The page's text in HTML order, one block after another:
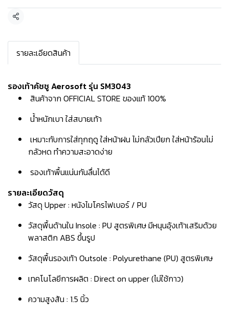
แชร์
รายละเอียดสินค้า
รองเท้าคัชชู Aerosoft รุ่น SM3043
สินค้าจาก OFFICIAL STORE ของแท้ 100%
น้ำหนักเบา ใส่สบายเท้า
เหมาะกับการใส่ทุกฤดู ใส่หน้าฝน ไม่กลัวเปียก ใส่หน้าร้อนไม่
กลัวหด ทำความสะอาดง่าย
รองเท้าพื้นแน่นกันลื่นได้ดี
รายละเอียดวัสดุ
วัสดุ Upper : หนังไมโครไฟเบอร์ / PU
วัสดุพื้นด้านใน Insole : PU สูตรพิเศษ มีหนุนอุ้งเท้าเสริมด้วย
พลาสติก ABS ขึ้นรูป
วัสดุพื้นรองเท้า Outsole : Polyurethane (PU) สูตรพิเศษ
เทคโนโลยีการผลิต : Direct on upper (ไม่ใช้กาว)
ความสูงส้น : 1.5 นิ้ว